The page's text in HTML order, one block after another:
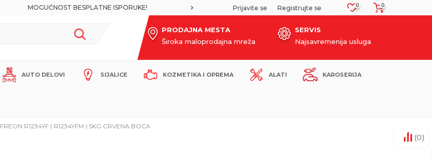
MOGUĆNOST BESPLATNE ISPORUKE! SIGURNO PLAĆANJE PLATNIM KARTICAMA! 0
0
Prijavite se Registrujte se
PRODAJNA MESTA
Široka maloprodajna mreža
SERVIS
Najsavremenija usluga
AUTO DELOVI SIJALICE KOZMETIKA I OPREMA ALATI KAROSERIJA
FREON R1234YF ( R1234YFM ) 5KG CRVENA BOCA
(0)